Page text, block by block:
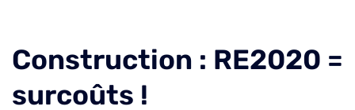
Construction : RE2020 =
surcoûts !